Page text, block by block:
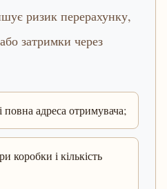
ризик перерахунку,
затримки через
повна адреса отримувача;
коробки і кількість